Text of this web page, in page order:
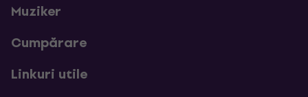
Muziker
Cumpărare
Linkuri utile